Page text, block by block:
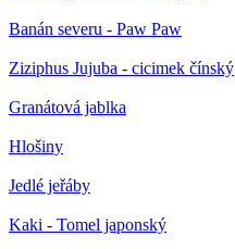
Banán severu - Paw Paw
Ziziphus Jujuba - cicimek čínský
Granátová jablka
Hlošiny
Jedlé jeřáby
Kaki - Tomel japonský